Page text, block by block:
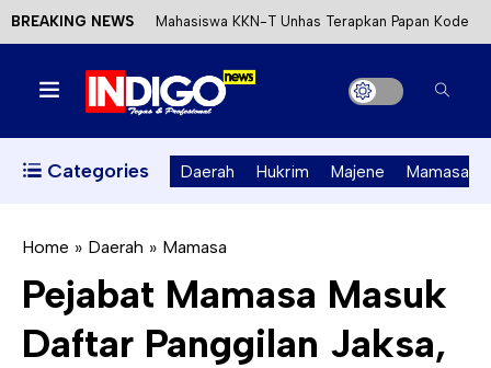
BREAKING NEWS Mahasiswa KKN-T Unhas Terapkan Papan Kode
Etik Wisata di Pantai Lawere Desa Lotang Salo
Satu DPO Pengeroyokan SPBU Tapalang
Ditangkap, Satu Lagi Kabur ke Kalimantan
Perizinan Air Tanah melalui Aplikasi SAPO
Kecewa Kapolresta Absen, APPK Mamuju
Soroti Kejanggalan Kasus Tambang Emas Ilegal
Categories Daerah Hukrim Majene Mamasa
Home » Daerah » Mamasa
Pejabat Mamasa Masuk
Daftar Panggilan Jaksa,